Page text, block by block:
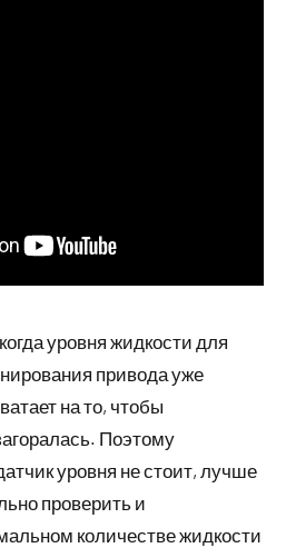
уровня жидкости для
привода уже
на то, чтобы
Поэтому
уровня не стоит, лучше
проверить и
количестве жидкости